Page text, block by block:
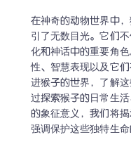
在神奇的动物世界中
引了无数目光。它们
化和神话中的重要角
性、智慧表现以及它
进猴子的世界，了解
过探索猴子的日常生
的象征意义，我们将
强调保护这些独特生命